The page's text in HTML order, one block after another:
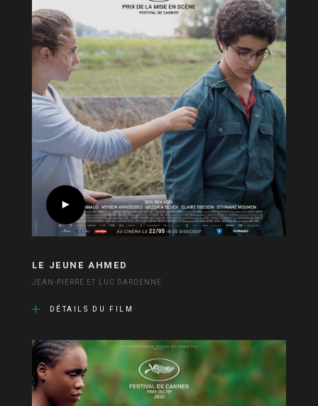
LE JEUNE AHMED
JEAN-PIERRE ET LUC DARDENNE
DÉTAILS DU FILM